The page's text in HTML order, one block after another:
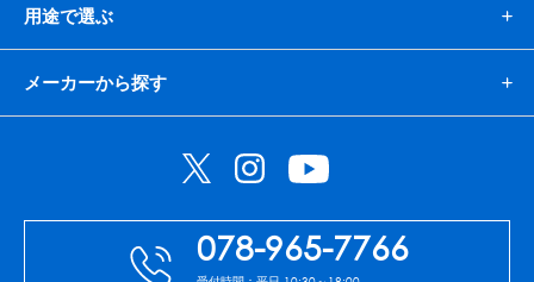
用途で選ぶ
メーカーから探す
078-965-7766